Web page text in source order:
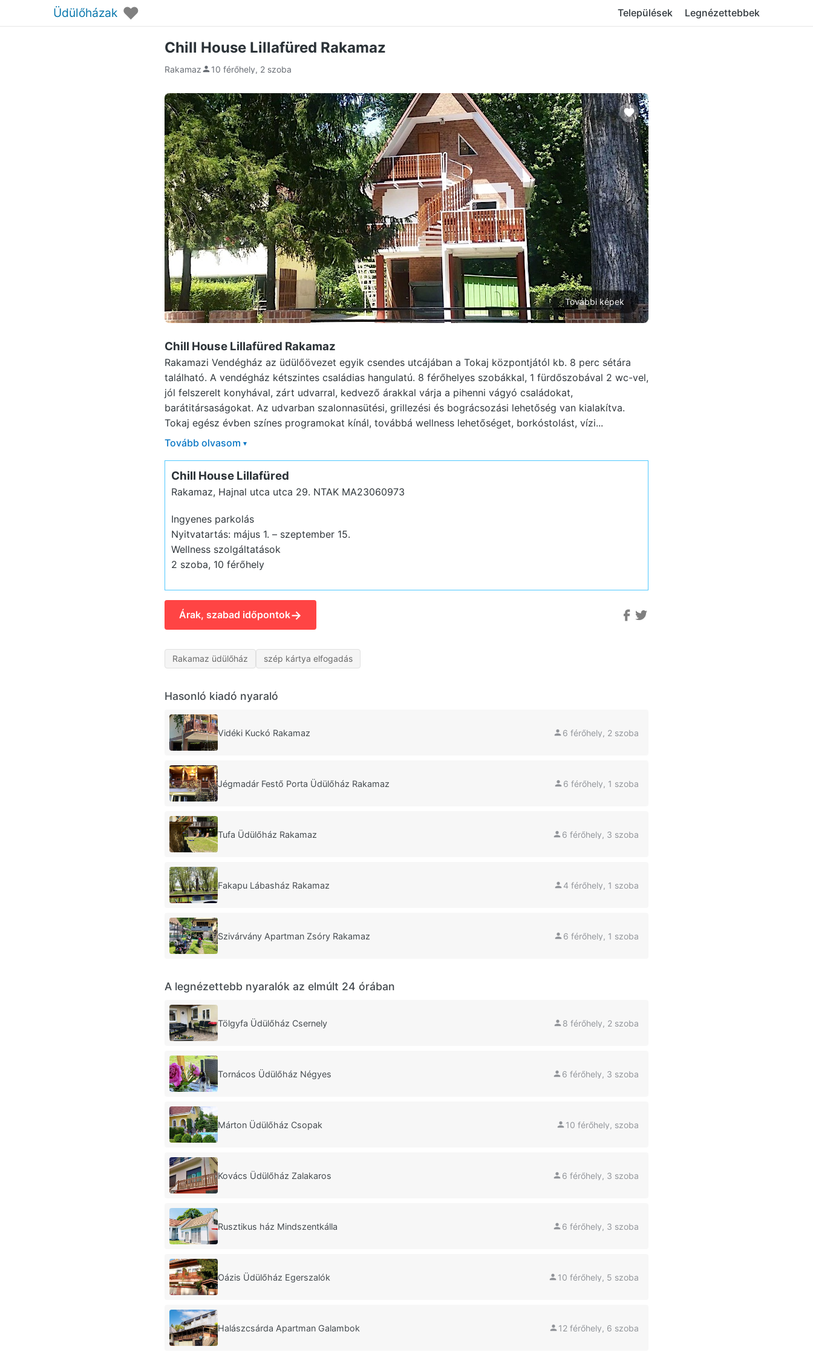
Üdülőházak ♥ Települések Legnézettebbek
Chill House Lillafüred Rakamaz
Rakamaz 10 férőhely, 2 szoba
További képek
Chill House Lillafüred Rakamaz
Rakamazi Vendégház az üdülőövezet egyik csendes utcájában a Tokaj központjától kb. 8 perc sétára
található. A vendégház kétszintes családias hangulatú. 8 férőhelyes szobákkal, 1 fürdőszobával 2 wc-vel,
jól felszerelt konyhával, zárt udvarral, kedvező árakkal várja a pihenni vágyó családokat,
barátitársaságokat. Az udvarban szalonnasütési, grillezési és bográcsozási lehetőség van kialakítva.
Tokaj egész évben színes programokat kínál, továbbá wellness lehetőséget, borkóstolást, vízi...
Tovább olvasom ▾
Chill House Lillafüred
Rakamaz, Hajnal utca utca 29. NTAK MA23060973
Ingyenes parkolás
Nyitvatartás: május 1. – szeptember 15.
Wellness szolgáltatások
2 szoba, 10 férőhely
Árak, szabad időpontok→
Rakamaz üdülőház szép kártya elfogadás
Hasonló kiadó nyaraló
Vidéki Kuckó Rakamaz 6 férőhely, 2 szoba
Jégmadár Festő Porta Üdülőház Rakamaz 6 férőhely, 1 szoba
Tufa Üdülőház Rakamaz 6 férőhely, 3 szoba
Fakapu Lábasház Rakamaz 4 férőhely, 1 szoba
Szivárvány Apartman Zsóry Rakamaz 6 férőhely, 1 szoba
A legnézettebb nyaralók az elmúlt 24 órában
Tölgyfa Üdülőház Csernely 8 férőhely, 2 szoba
Tornácos Üdülőház Négyes 6 férőhely, 3 szoba
Márton Üdülőház Csopak 10 férőhely, szoba
Kovács Üdülőház Zalakaros 6 férőhely, 3 szoba
Rusztikus ház Mindszentkálla 6 férőhely, 3 szoba
Oázis Üdülőház Egerszalók 10 férőhely, 5 szoba
Halászcsárda Apartman Galambok 12 férőhely, 6 szoba